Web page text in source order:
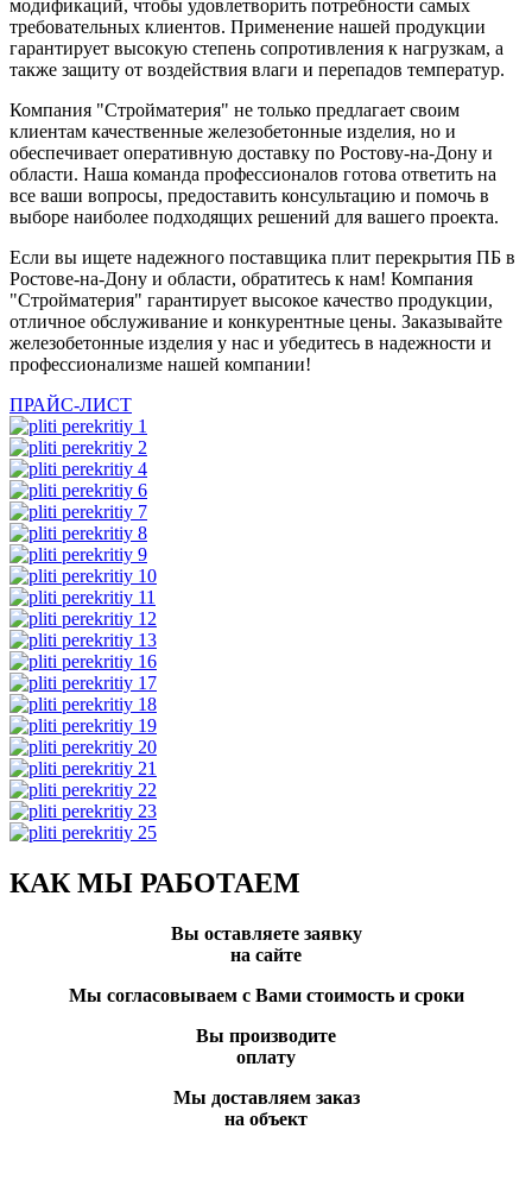
модификаций, чтобы удовлетворить потребности самых
требовательных клиентов. Применение нашей продукции
гарантирует высокую степень сопротивления к нагрузкам, а
также защиту от воздействия влаги и перепадов температур.
Компания "Стройматерия" не только предлагает своим
клиентам качественные железобетонные изделия, но и
обеспечивает оперативную доставку по Ростову-на-Дону и
области. Наша команда профессионалов готова ответить на
все ваши вопросы, предоставить консультацию и помочь в
выборе наиболее подходящих решений для вашего проекта.
Если вы ищете надежного поставщика плит перекрытия ПБ в
Ростове-на-Дону и области, обратитесь к нам! Компания
"Стройматерия" гарантирует высокое качество продукции,
отличное обслуживание и конкурентные цены. Заказывайте
железобетонные изделия у нас и убедитесь в надежности и
профессионализме нашей компании!
ПРАЙС-ЛИСТ
КАК МЫ РАБОТАЕМ
Вы оставляете заявку
на сайте
Мы согласовываем с Вами стоимость и сроки
Вы производите
оплату
Мы доставляем заказ
на объект